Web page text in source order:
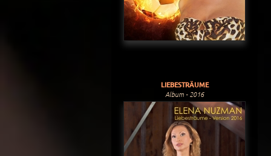
LIEBESTRÄUME
Album - 2016